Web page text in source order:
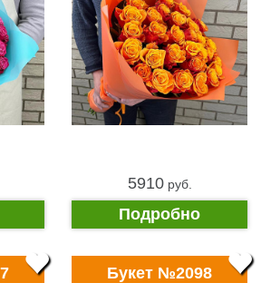
5910pуб.
Подробно
Букет №2098